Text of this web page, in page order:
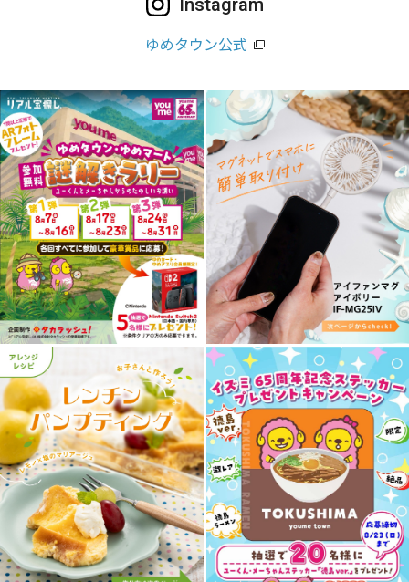
ゆめタウン公式